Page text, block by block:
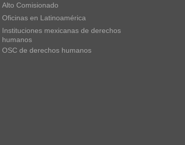
Alto Comisionado
Oficinas en Latinoamérica
Instituciones mexicanas de derechos
humanos
OSC de derechos humanos